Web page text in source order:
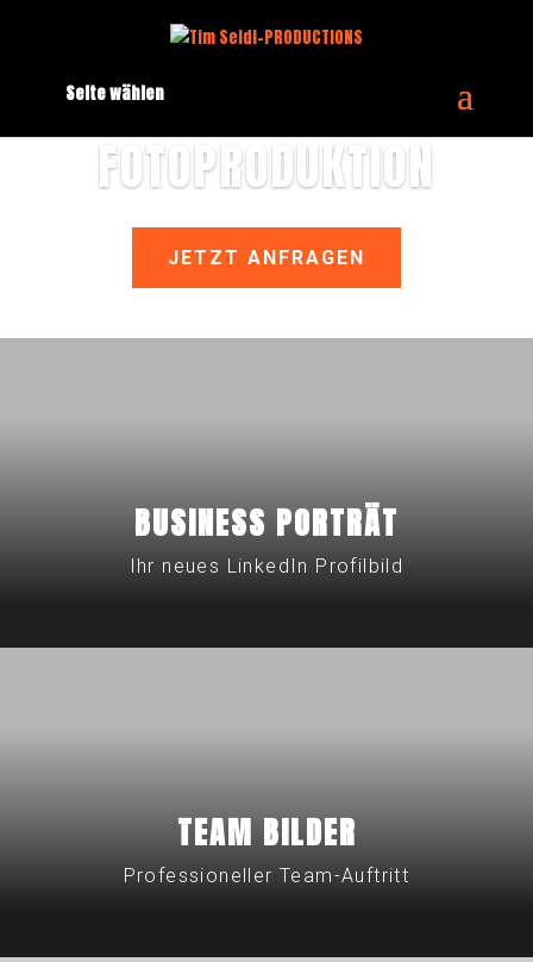
Seite wählen
FOTOPRODUKTION
JETZT ANFRAGEN
BUSINESS PORTRÄT
Ihr neues LinkedIn Profilbild
TEAM BILDER
Professioneller Team-Auftritt